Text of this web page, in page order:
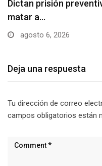
Usuarios madrugan y
obtener…
agosto 6, 2026
Deja una respuesta
Tu dirección de correo
campos obligatorios están